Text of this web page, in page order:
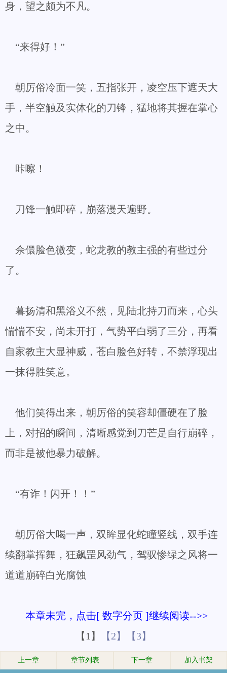
身，望之颇为不凡。
“来得好！”
朝厉俗冷面一笑，五指张开，凌空压下遮天大
手，半空触及实体化的刀锋，猛地将其握在掌心
之中。
咔嚓！
刀锋一触即碎，崩落漫天遍野。
佘儇脸色微变，蛇龙教的教主强的有些过分
了。
暮扬清和黑浴义不然，见陆北持刀而来，心头
惴惴不安，尚未开打，气势平白弱了三分，再看
自家教主大显神威，苍白脸色好转，不禁浮现出
一抹得胜笑意。
他们笑得出来，朝厉俗的笑容却僵硬在了脸
上，对招的瞬间，清晰感觉到刀芒是自行崩碎，
而非是被他暴力破解。
“有诈！闪开！！”
朝厉俗大喝一声，双眸显化蛇瞳竖线，双手连
续翻掌挥舞，狂飙罡风劲气，驾驭惨绿之风将一
道道崩碎白光腐蚀
本章未完，点击[ 数字分页 ]继续阅读-->>
【1】
【2】 【3】
上一章 章节列表 下一章 加入书架